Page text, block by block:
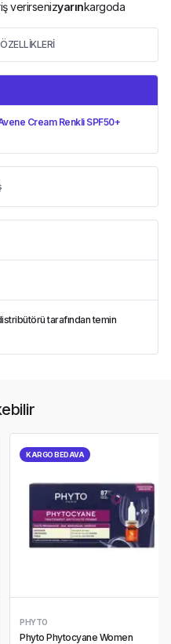
verirsenizyarınkargoda
Cream Renkli SPF50+
tarafından temin
KARGO BEDAVA
PHYTO
Phyto Phytocyane Women